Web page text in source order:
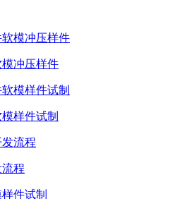
冲压样件
样件试制
程